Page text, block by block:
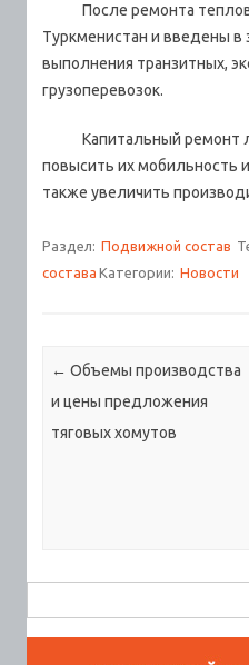
После ремонта
Туркменистан и введены в
выполнения транзитных,
грузоперевозок.
Капитальный ремонт
повысить их мобильность
также увеличить
Раздел: Подвижной состав
состава Категории: Новости
Навигация по записям
← Объемы производства
и цены предложения
тяговых хомутов